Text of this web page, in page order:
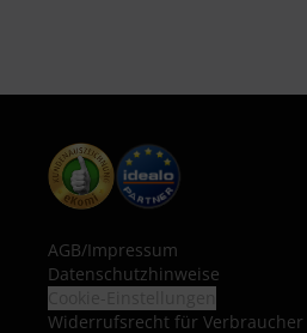
AGB/Impressum
Datenschutzhinweise
Widerrufsrecht für Verbraucher